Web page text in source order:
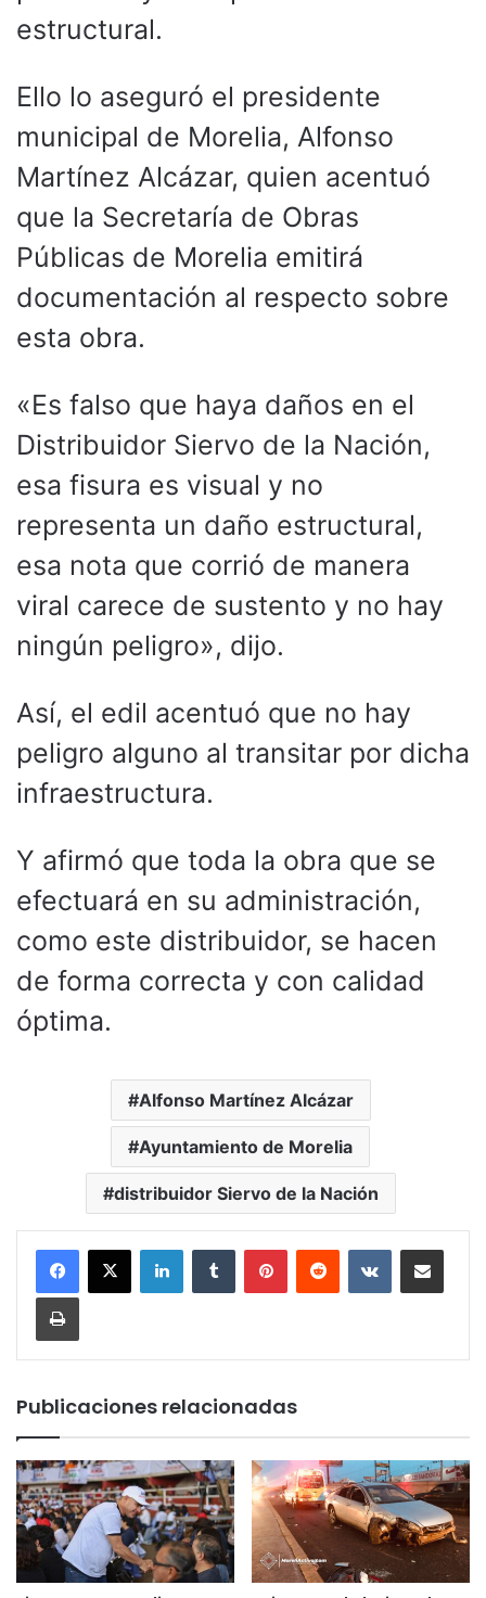
estructural.
Ello lo aseguró el presidente
municipal de Morelia, Alfonso
Martínez Alcázar, quien acentuó
que la Secretaría de Obras
Públicas de Morelia emitirá
documentación al respecto sobre
esta obra.
«Es falso que haya daños en el
Distribuidor Siervo de la Nación,
esa fisura es visual y no
representa un daño estructural,
esa nota que corrió de manera
viral carece de sustento y no hay
ningún peligro», dijo.
Así, el edil acentuó que no hay
peligro alguno al transitar por dicha
infraestructura.
Y afirmó que toda la obra que se
efectuará en su administración,
como este distribuidor, se hacen
de forma correcta y con calidad
óptima.
Alfonso Martínez Alcázar
Ayuntamiento de Morelia
distribuidor Siervo de la Nación
LinkedInTumblr PinterestReddit VKontakteCompartir por
Imprimir
Publicaciones relacionadas